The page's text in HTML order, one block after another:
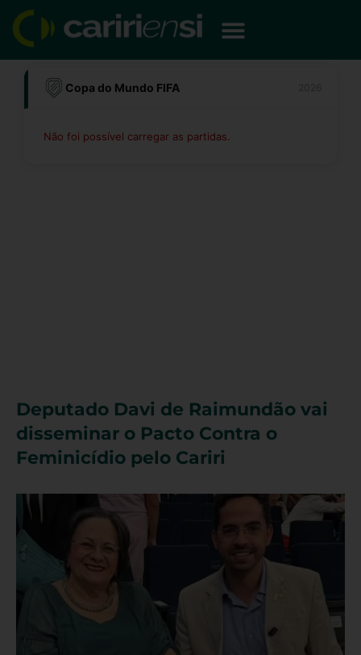
para
conteúdo
Copa do Mundo FIFA
Não foi possível carregar as partidas.
Deputado Davi de Raimundão vai
disseminar o Pacto Contra o
Feminicídio pelo Cariri